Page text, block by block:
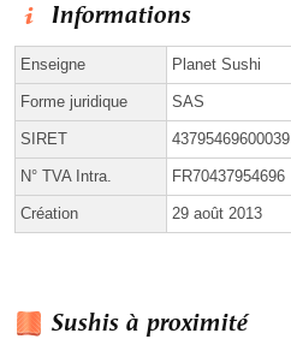
Informations
Enseigne Planet Sushi
Forme juridique SAS
SIRET 43795469600039
N° TVA Intra. FR70437954696
Création 29 août 2013
Sushis à proximité